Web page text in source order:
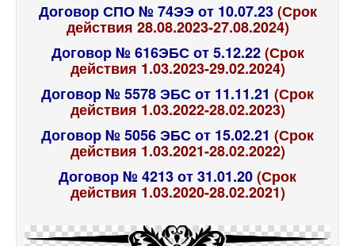
Договор СПО № 74ЭЭ от 10.07.23(Срок
действия 28.08.2023-27.08.2024)
Договор № 616ЭБС от 5.12.22 (Срок
действия 1.03.2023-29.02.2024)
Договор № 5578 ЭБС от 11.11.21 (Срок
действия 1.03.2022-28.02.2023)
Договор № 5056 ЭБС от 15.02.21 (Срок
действия 1.03.2021-28.02.2022)
Договор № 4213 от 31.01.20(Срок
действия 1.03.2020-28.02.2021)